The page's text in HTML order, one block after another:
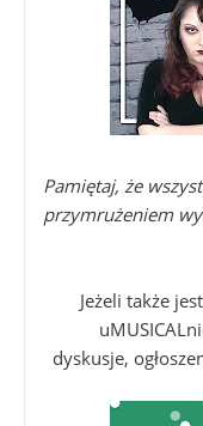
Pamiętaj, że
przymrużeniem
Jeżeli także
dyskusje,